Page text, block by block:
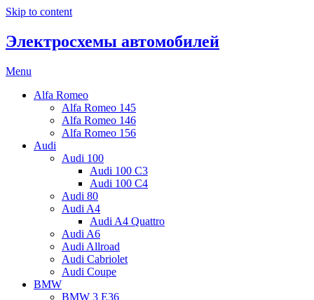
Skip to content
Электросхемы автомобилей
Menu
Alfa Romeo
Alfa Romeo 145
Alfa Romeo 146
Alfa Romeo 156
Audi
Audi 100
Audi 100 C3
Audi 100 C4
Audi 80
Audi A4
Audi A4 Quattro
Audi A6
Audi Allroad
Audi Cabriolet
Audi Coupe
BMW
BMW 3 E36